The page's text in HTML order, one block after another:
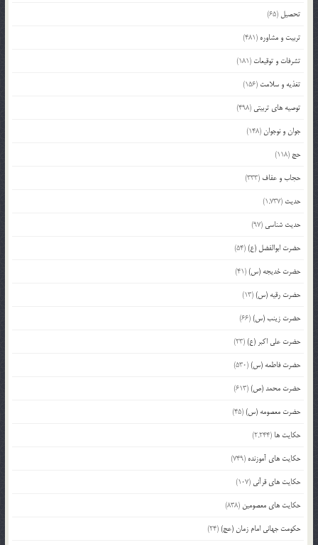
تحصیل (65)
تربیت و مشاوره (481)
تشرفات و توقیعات (181)
تغذیه و سلامت (156)
توصیه های تربیتی (498)
جوان و نوجوان(148)
حج (118)
حجاب و عفاف (333)
حدیث (1,737)
حدیث شناسی (97)
حضرت ابوالفضل (ع)(54)
حضرت خدیجه (س)(41)
حضرت رقیه (س)(13)
حضرت زینب (س)(66)
حضرت علی اکبر (ع)(23)
حضرت فاطمه (س)(530)
حضرت محمد (ص)(613)
حضرت معصومه (س)(45)
حکایت ها (2,244)
حکایت های آموزنده (749)
حکایت های قرآنی (107)
حکایت های معصومین (838)
حکومت جهانی امام زمان (عج)(24)